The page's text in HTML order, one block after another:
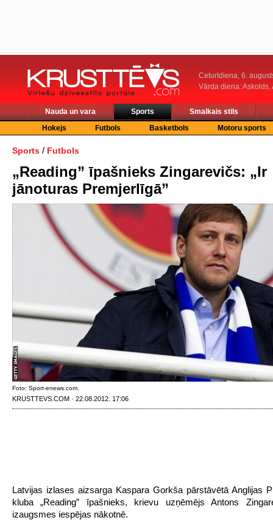
Ceturtdiena, 6.
Vārda diena: Askolds,
Nauda un vara Sports
Smalkais stils
Hokejs
Futbols Basketbols Motoru sports
Sports / Futbols
„Reading” īpašnieks Zingarevičs: „Ir
jānoturas Premjerlīgā”
Foto: Sport-enews.com.
KRUSTTEVS.COM · 22.08.2012. 17:06
Latvijas izlases aizsarga Kaspara Gorkša pārstāvētā Anglijas
kluba „Reading” īpašnieks, krievu uzņēmējs Antons
izaugsmes iespējas nākotnē.